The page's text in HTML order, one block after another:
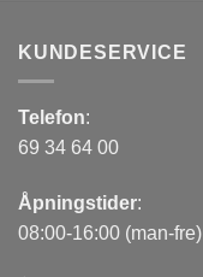
KUNDESERVICE
Telefon:
69 34 64 00
Åpningstider:
08:00-16:00 (man-fre)